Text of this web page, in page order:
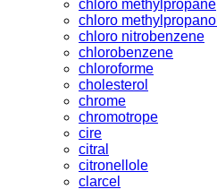
chloro methylpropane
chloro methylpropanol
chloro nitrobenzene
chlorobenzene
chloroforme
cholesterol
chrome
chromotrope
cire
citral
citronellole
clarcel